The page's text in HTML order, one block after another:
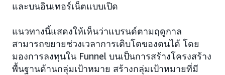
และบนอินเทอร์เน็ตแบบเปิด
แนวทางนี้แสดงให้เห็นว่าแบรนด์ตามฤดูกาล
สามารถขยายช่วงเวลาการเติบโตของตนได้ โดย
มองการลงทุนใน Funnel บนเป็นการสร้างโครงสร้าง
พื้นฐานด้านกลุ่มเป้าหมาย สร้างกลุ่มเป้าหมายที่มี